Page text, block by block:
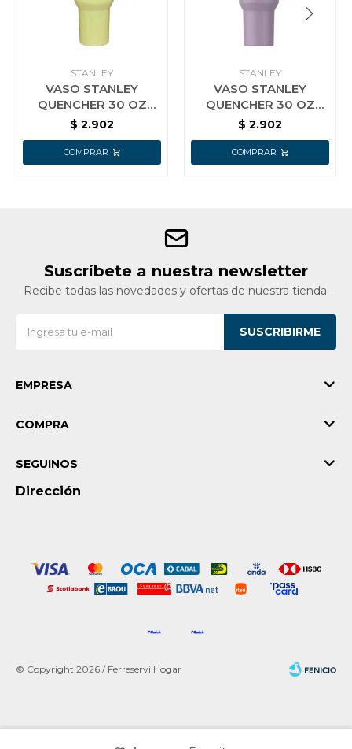
STANLEY
VASO STANLEY
QUENCHER 30 OZ
(0.88 L) POMELO
$ 2.902
STANLEY
VASO STANLEY
QUENCHER 30 OZ
(0.88 L) LILAC
$ 2.902
Suscríbete a nuestra newsletter
Recibe todas las novedades y ofertas de nuestra tienda.
SUSCRIBIRME
EMPRESA
COMPRA
Dirección
SEGUINOS
© Copyright 2026 / Ferreservi Hogar